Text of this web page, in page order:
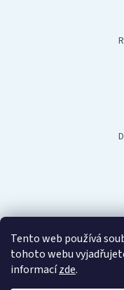
Tento web používá
tohoto webu
informacízde.